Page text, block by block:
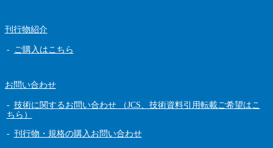
刊行物紹介
ご購入はこちら
お問い合わせ
技術に関するお問い合わせ （JCS、技術資料引用転載ご希望はこ
ちら）
刊行物・規格の購入お問い合わせ